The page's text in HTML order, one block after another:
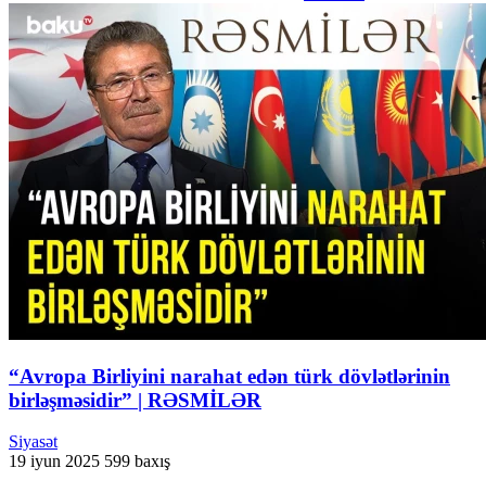
“Avropa Birliyini narahat edən türk dövlətlərinin
birləşməsidir” | RƏSMİLƏR
Siyasət
19 iyun 2025 599 baxış